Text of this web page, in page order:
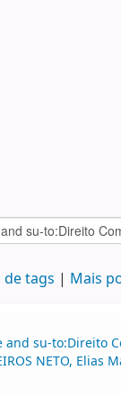
de tags Mais
su-to:Direito
NETO,